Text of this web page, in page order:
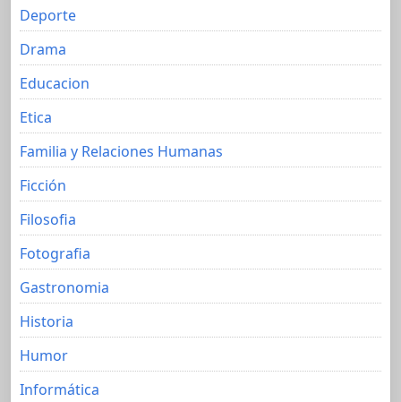
Deporte
Drama
Educacion
Etica
Familia y Relaciones Humanas
Ficción
Filosofia
Fotografia
Gastronomia
Historia
Humor
Informática